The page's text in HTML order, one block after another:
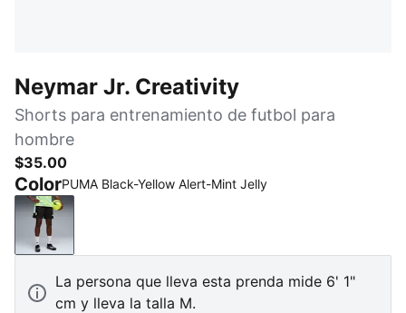
Neymar Jr. Creativity
Shorts para entrenamiento de futbol para
hombre
$35.00
ColorPUMA Black-Yellow Alert-Mint Jelly
PUMA Black-Yellow Alert-Mint Jelly
La persona que lleva esta prenda mide 6' 1"
cm y lleva la talla M.